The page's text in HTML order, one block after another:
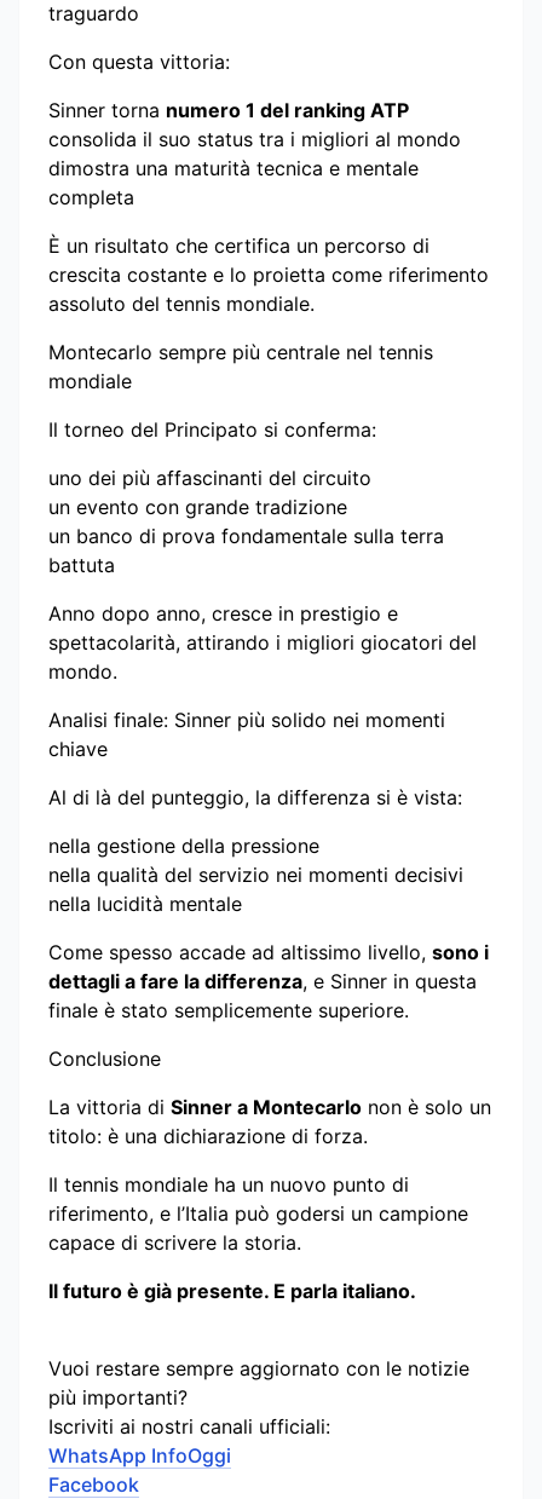
traguardo
Con questa vittoria:
Sinner torna numero 1 del ranking ATP
consolida il suo status tra i migliori al mondo
dimostra una maturità tecnica e mentale
completa
È un risultato che certifica un percorso di
crescita costante e lo proietta come riferimento
assoluto del tennis mondiale.
Montecarlo sempre più centrale nel tennis
mondiale
Il torneo del Principato si conferma:
uno dei più affascinanti del circuito
un evento con grande tradizione
un banco di prova fondamentale sulla terra
battuta
Anno dopo anno, cresce in prestigio e
spettacolarità, attirando i migliori giocatori del
mondo.
Analisi finale: Sinner più solido nei momenti
chiave
Al di là del punteggio, la differenza si è vista:
nella gestione della pressione
nella qualità del servizio nei momenti decisivi
nella lucidità mentale
Come spesso accade ad altissimo livello, sono i
dettagli a fare la differenza, e Sinner in questa
finale è stato semplicemente superiore.
Conclusione
La vittoria di Sinner a Montecarlo non è solo un
titolo: è una dichiarazione di forza.
Il tennis mondiale ha un nuovo punto di
riferimento, e l’Italia può godersi un campione
capace di scrivere la storia.
Il futuro è già presente. E parla italiano.
Vuoi restare sempre aggiornato con le notizie
più importanti?
Iscriviti ai nostri canali ufficiali:
WhatsApp InfoOggi
Facebook